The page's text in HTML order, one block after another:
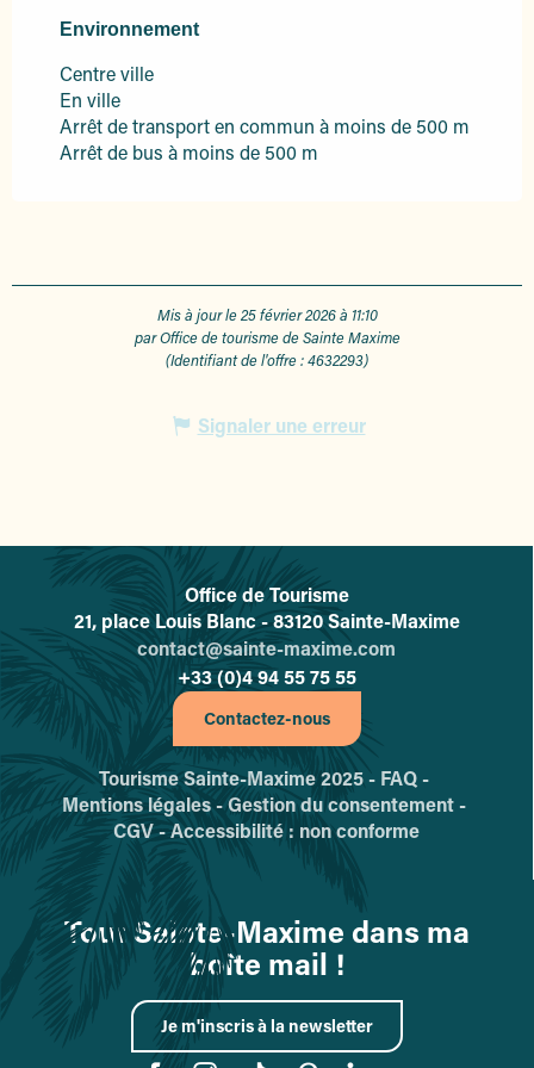
Environnement
Environnement
Centre ville
En ville
Arrêt de transport en commun à moins de 500 m
Arrêt de bus à moins de 500 m
Mis à jour le 25 février 2026 à 11:10
par Office de tourisme de Sainte Maxime
(Identifiant de l'offre :4632293)
Signaler une erreur
L'office de tourisme de Sainte-
Office de Tourisme
21, place Louis Blanc - 83120 Sainte-Maxime
contact@sainte-maxime.com
+33 (0)4 94 55 75 55
Contactez-nous
Tourisme Sainte-Maxime 2025 - FAQ -
Mentions légales -Gestion du consentement -
CGV -Accessibilité : non conforme
Tout Sainte-Maxime dans ma
boîte mail !
Je m'inscris à la newsletter